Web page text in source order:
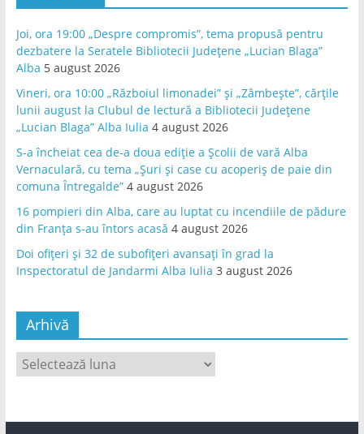
Joi, ora 19:00 „Despre compromis”, tema propusă pentru
dezbatere la Seratele Bibliotecii Județene „Lucian Blaga”
Alba 5 august 2026
Vineri, ora 10:00 „Războiul limonadei” și „Zâmbește”, cărțile
lunii august la Clubul de lectură a Bibliotecii Județene
„Lucian Blaga” Alba Iulia 4 august 2026
S-a încheiat cea de-a doua ediție a Școlii de vară Alba
Vernaculară, cu tema „Șuri și case cu acoperiș de paie din
comuna Întregalde” 4 august 2026
16 pompieri din Alba, care au luptat cu incendiile de pădure
din Franța s-au întors acasă 4 august 2026
Doi ofițeri și 32 de subofițeri avansați în grad la
Inspectoratul de Jandarmi Alba Iulia 3 august 2026
Arhivă
Arhivă